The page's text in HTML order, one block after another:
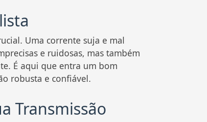
Uma corrente suja e mal
e ruidosas, mas também
É aqui que entra um bom
robusta e confiável.
Transmissão